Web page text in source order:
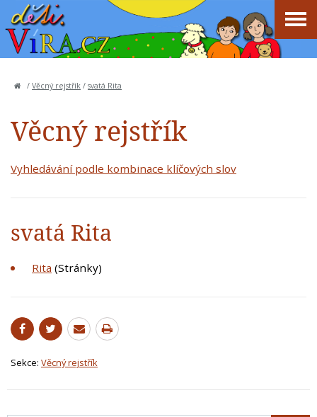
/ Věcný rejstřík / svatá Rita
Věcný rejstřík
Vyhledávání podle kombinace klíčových slov
svatá Rita
Rita (Stránky)
Sekce: Věcný rejstřík